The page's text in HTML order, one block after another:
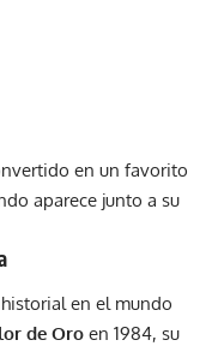
en un favorito
aparece junto a su
en el mundo
de Oro en 1984, su